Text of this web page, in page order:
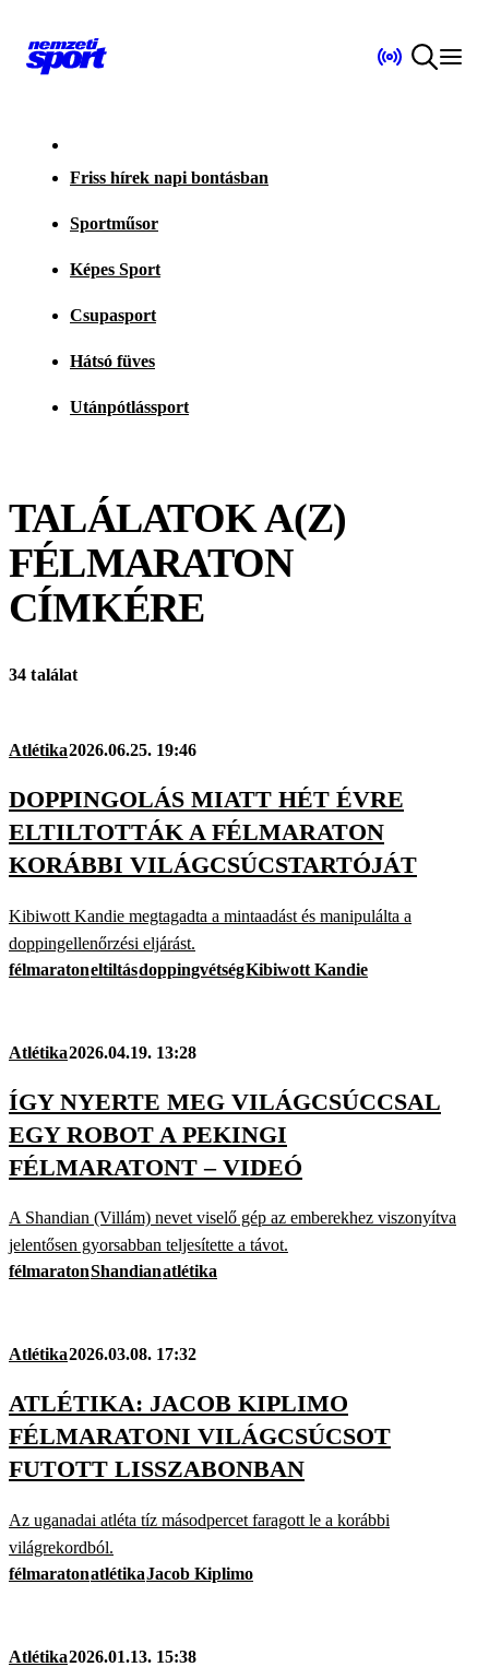
Friss hírek napi bontásban
Sportműsor
Képes Sport
Csupasport
Hátsó füves
Utánpótlássport
TALÁLATOK A(Z)
FÉLMARATON
CÍMKÉRE
34 találat
Atlétika2026.06.25. 19:46
DOPPINGOLÁS MIATT HÉT ÉVRE
ELTILTOTTÁK A FÉLMARATON
KORÁBBI VILÁGCSÚCSTARTÓJÁT
Kibiwott Kandie megtagadta a mintaadást és manipulálta a
doppingellenőrzési eljárást.
félmaratoneltiltásdoppingvétségKibiwott Kandie
Atlétika2026.04.19. 13:28
ÍGY NYERTE MEG VILÁGCSÚCCSAL
EGY ROBOT A PEKINGI
FÉLMARATONT – VIDEÓ
A Shandian (Villám) nevet viselő gép az emberekhez viszonyítva
jelentősen gyorsabban teljesítette a távot.
félmaratonShandianatlétika
Atlétika2026.03.08. 17:32
ATLÉTIKA: JACOB KIPLIMO
FÉLMARATONI VILÁGCSÚCSOT
FUTOTT LISSZABONBAN
Az uganadai atléta tíz másodpercet faragott le a korábbi
világrekordból.
félmaratonatlétikaJacob Kiplimo
Atlétika2026.01.13. 15:38